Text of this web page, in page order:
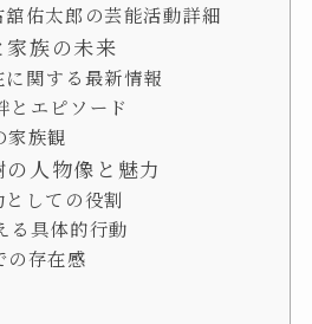
佑太郎の芸能活動詳細
族の未来
関する最新情報
エピソード
族観
人物像と魅力
しての役割
具体的行動
存在感